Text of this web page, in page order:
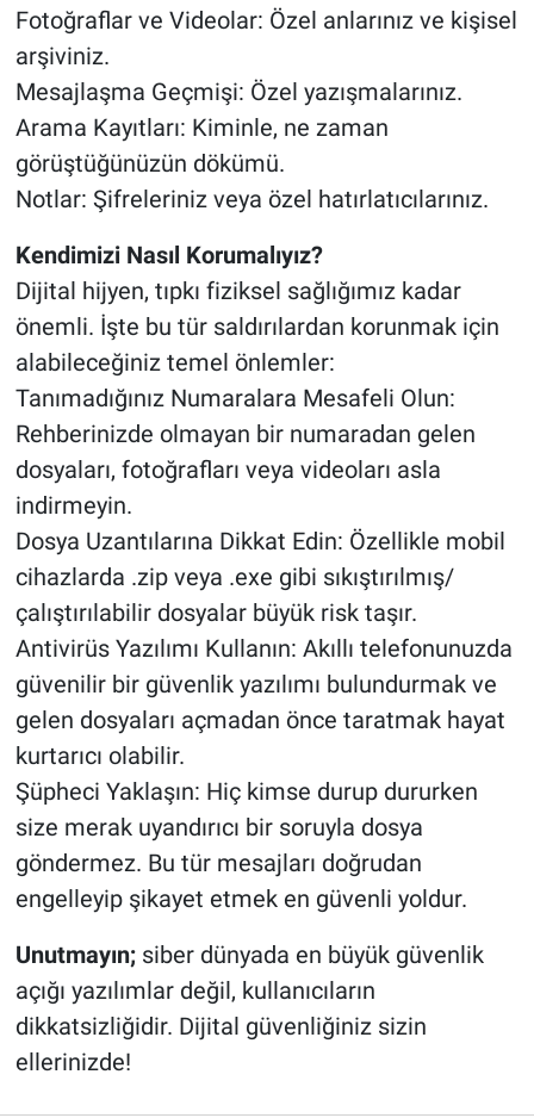
​Fotoğraflar ve Videolar: Özel anlarınız ve kişisel
arşiviniz.
​Mesajlaşma Geçmişi: Özel yazışmalarınız.
​Arama Kayıtları: Kiminle, ne zaman
görüştüğünüzün dökümü.
​Notlar: Şifreleriniz veya özel hatırlatıcılarınız.
​Kendimizi Nasıl Korumalıyız?
​Dijital hijyen, tıpkı fiziksel sağlığımız kadar
önemli. İşte bu tür saldırılardan korunmak için
alabileceğiniz temel önlemler:
​Tanımadığınız Numaralara Mesafeli Olun:
Rehberinizde olmayan bir numaradan gelen
dosyaları, fotoğrafları veya videoları asla
indirmeyin.
​Dosya Uzantılarına Dikkat Edin: Özellikle mobil
cihazlarda .zip veya .exe gibi sıkıştırılmış/
çalıştırılabilir dosyalar büyük risk taşır.
​Antivirüs Yazılımı Kullanın: Akıllı telefonunuzda
güvenilir bir güvenlik yazılımı bulundurmak ve
gelen dosyaları açmadan önce taratmak hayat
kurtarıcı olabilir.
​Şüpheci Yaklaşın: Hiç kimse durup dururken
size merak uyandırıcı bir soruyla dosya
göndermez. Bu tür mesajları doğrudan
engelleyip şikayet etmek en güvenli yoldur.
​Unutmayın; siber dünyada en büyük güvenlik
açığı yazılımlar değil, kullanıcıların
dikkatsizliğidir. Dijital güvenliğiniz sizin
ellerinizde!